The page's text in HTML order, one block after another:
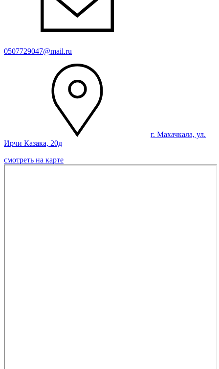
0507729047@mail.ru
г. Махачкала, ул.
Ирчи Казака, 20д
смотреть на карте